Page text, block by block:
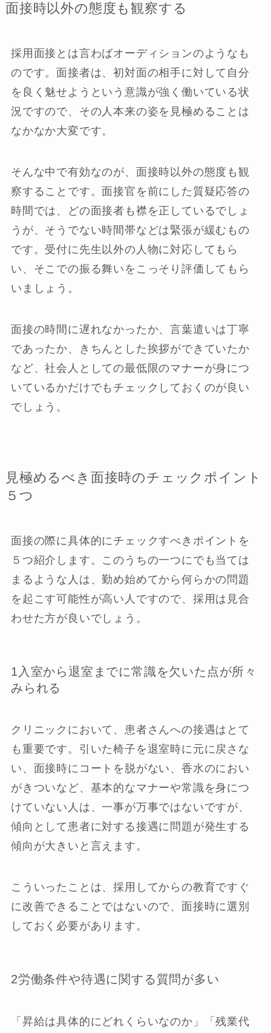
面接時以外の態度も観察する
採用面接とは言わばオーディションのようなも
のです。面接者は、初対面の相手に対して自分
を良く魅せようという意識が強く働いている状
況ですので、その人本来の姿を見極めることは
なかなか大変です。
そんな中で有効なのが、面接時以外の態度も観
察することです。面接官を前にした質疑応答の
時間では、どの面接者も襟を正しているでしょ
うが、そうでない時間帯などは緊張が緩むもの
です。受付に先生以外の人物に対応してもら
い、そこでの振る舞いをこっそり評価してもら
いましょう。
面接の時間に遅れなかったか、言葉遣いは丁寧
であったか、きちんとした挨拶ができていたか
など、社会人としての最低限のマナーが身につ
いているかだけでもチェックしておくのが良い
でしょう。
見極めるべき面接時のチェックポイント
５つ
面接の際に具体的にチェックすべきポイントを
５つ紹介します。このうちの一つにでも当ては
まるような人は、勤め始めてから何らかの問題
を起こす可能性が高い人ですので、採用は見合
わせた方が良いでしょう。
1入室から退室までに常識を欠いた点が所々
みられる
クリニックにおいて、患者さんへの接遇はとて
も重要です。引いた椅子を退室時に元に戻さな
い、面接時にコートを脱がない、香水のにおい
がきついなど、基本的なマナーや常識を身につ
けていない人は、一事が万事ではないですが、
傾向として患者に対する接遇に問題が発生する
傾向が大きいと言えます。
こういったことは、採用してからの教育ですぐ
に改善できることではないので、面接時に選別
しておく必要があります。
2労働条件や待遇に関する質問が多い
「昇給は具体的にどれくらいなのか」「残業代